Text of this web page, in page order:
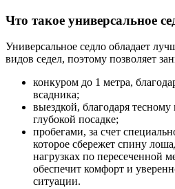
Что такое универсальное
Универсальное седло обладает
видов седел, поэтому позволяет
конкуром до 1 метра,
всадника;
выездкой, благодаря
глубокой посадке;
пробегами, за счет
которое сбережет спину
нагрузках по пересеченной
обеспечит комфорт и
ситуации.